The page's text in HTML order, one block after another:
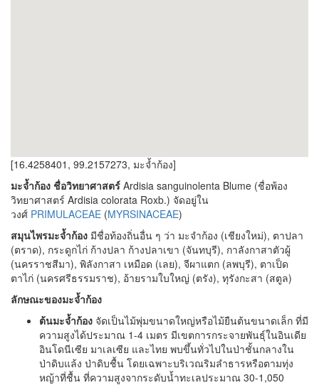
[16.4258401, 99.2157273, มะจ้ำก้อง]
มะจ้ำก้อง ชื่อวิทยาศาสตร์ Ardisia sanguinolenta Blume (ชื่อพ้อง
วิทยาศาสตร์ Ardisia colorata Roxb.) จัดอยู่ใน
วงศ์ PRIMULACEAE (MYRSINACEAE)
สมุนไพรมะจ้ำก้อง มีชื่อท้องถิ่นอื่น ๆ ว่า มะจำก้อง (เชียงใหม่), ตาปลา
(ตราด), กระดูกไก่ ก้างปลา ก้างปลาเขา (จันทบุรี), กาลังกาสาตัวผู้
(นครราชสีมา), พิลังกาสา เหมือด (เลย), จีผาแตก (ลพบุรี), ตาเป็ด
ตาไก่ (นครศรีธรรมราช), อ้ายรามใบใหญ่ (ตรัง), ทุรังกะสา (สตูล)
ลักษณะของมะจ้ำก้อง
ต้นมะจ้ำก้อง จัดเป็นไม้พุ่มขนาดใหญ่หรือไม้ยืนต้นขนาดเล็ก ที่มี
ความสูงได้ประมาณ 1-4 เมตร มีเขตการกระจายพันธุ์ในอินเดีย
อินโดนีเซีย มาเลเซีย และไทย พบขึ้นทั่วไปในป่าชั้นกลางใน
ป่าดิบแล้ง ป่าดิบชื้น โดยเฉพาะบริเวณริมลำธารหรือตามทุ่ง
หญ้าที่ชื้น ที่ความสูงจากระดับน้ำทะเลประมาณ 30-1,050